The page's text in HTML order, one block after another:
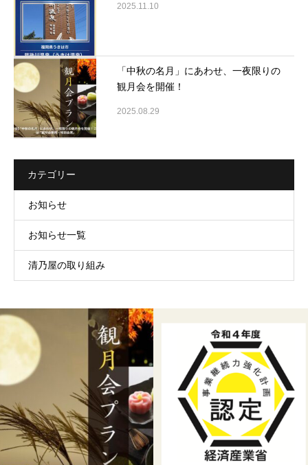
2025.11.10
「中秋の名月」にあわせ、一夜限りの
観月会を開催！
2025.08.29
カテゴリー
お知らせ
お知らせ一覧
清乃屋の取り組み